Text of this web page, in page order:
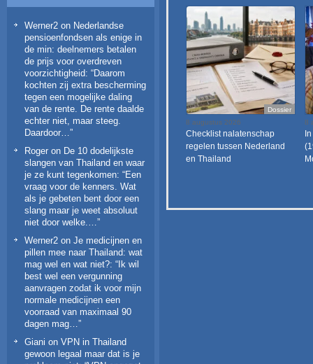
Werner2 on Nederlandse
pensioenfondsen als enige in
de min: deelnemers betalen
de prijs voor overdreven
voorzichtigheid: “Daarom
kochten zij extra bescherming
tegen een mogelijke daling
van de rente. De rente daalde
echter niet, maar steeg.
Daardoor…”
Roger on De 10 dodelijkste
slangen van Thailand en waar
je ze kunt tegenkomen: “Een
vraag voor de kenners. Wat
als je gebeten bent door een
slang maar je weet absoluut
niet door welke.…”
Werner2 on Je medicijnen en
pillen mee naar Thailand: wat
mag wel en wat niet?: “ Ik wil
best wel een vergunning
aanvragen zodat ik voor mijn
normale medicijnen een
voorraad van maximaal 90
dagen mag…”
Giani on VPN in Thailand
gewoon legaal maar dat is je
Dossier
8 augustus 2026
Checklist nalatenschap
regelen tussen Nederland
en Thailand
8